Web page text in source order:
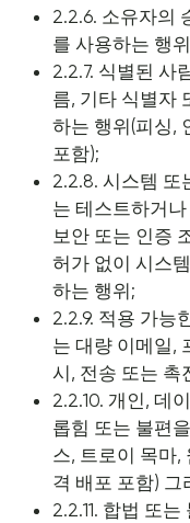
2.2.6. 소유자의
를 사용하는 행
2.2.7. 식별된 사
름, 기타 식별자
하는 행위(피싱,
포함);
2.2.8. 시스템 또
는 테스트하거
보안 또는 인증
허가 없이 시스
하는 행위;
2.2.9. 적용 가능
는 대량 이메일,
시, 전송 또는 촉
2.2.10. 개인, 데
롭힘 또는 불편
스, 트로이 목마,
격 배포 포함) 그
2.2.11. 합법 또